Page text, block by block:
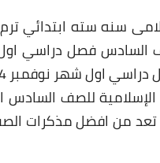
سنه سته ابتدائي
اول شهر نوفمبر 2024
تعد من افضل مذكرات